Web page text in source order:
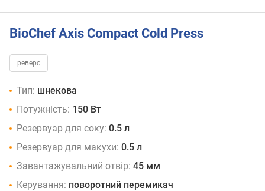
BioChef Axis Compact Cold Press
реверс
Тип: шнекова
Потужність: 150 Вт
Резервуар для соку: 0.5 л
Резервуар для макухи: 0.5 л
Завантажувальний отвір: 45 мм
Керування: поворотний перемикач